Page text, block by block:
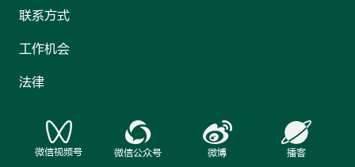
联系方式
工作机会
法律
微信视频号 微信公众号 微博 播客